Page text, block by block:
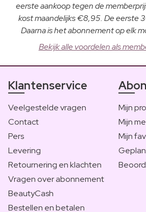
eerste aankoop tegen de
kost maandelijks €8,95. De eerste
Daarna is het abonnement op elk
Bekijk alle voordelen als
Klantenservice
Veelgestelde vragen
Contact
Pers
Levering
Retournering en klachten
Vragen over abonnement
BeautyCash
Bestellen en betalen
Mijn
Mijn
Mijn